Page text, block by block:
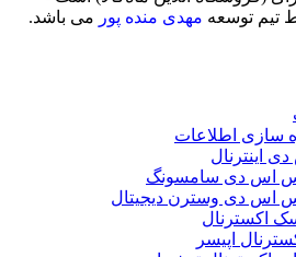
تیم توسعه مهدی منده پور می باشد.
سازی اطلاعات
اینترنال
اس دی سامسونگ
اس دی وسترن دیجیتال
اکسترنال
اپیسر